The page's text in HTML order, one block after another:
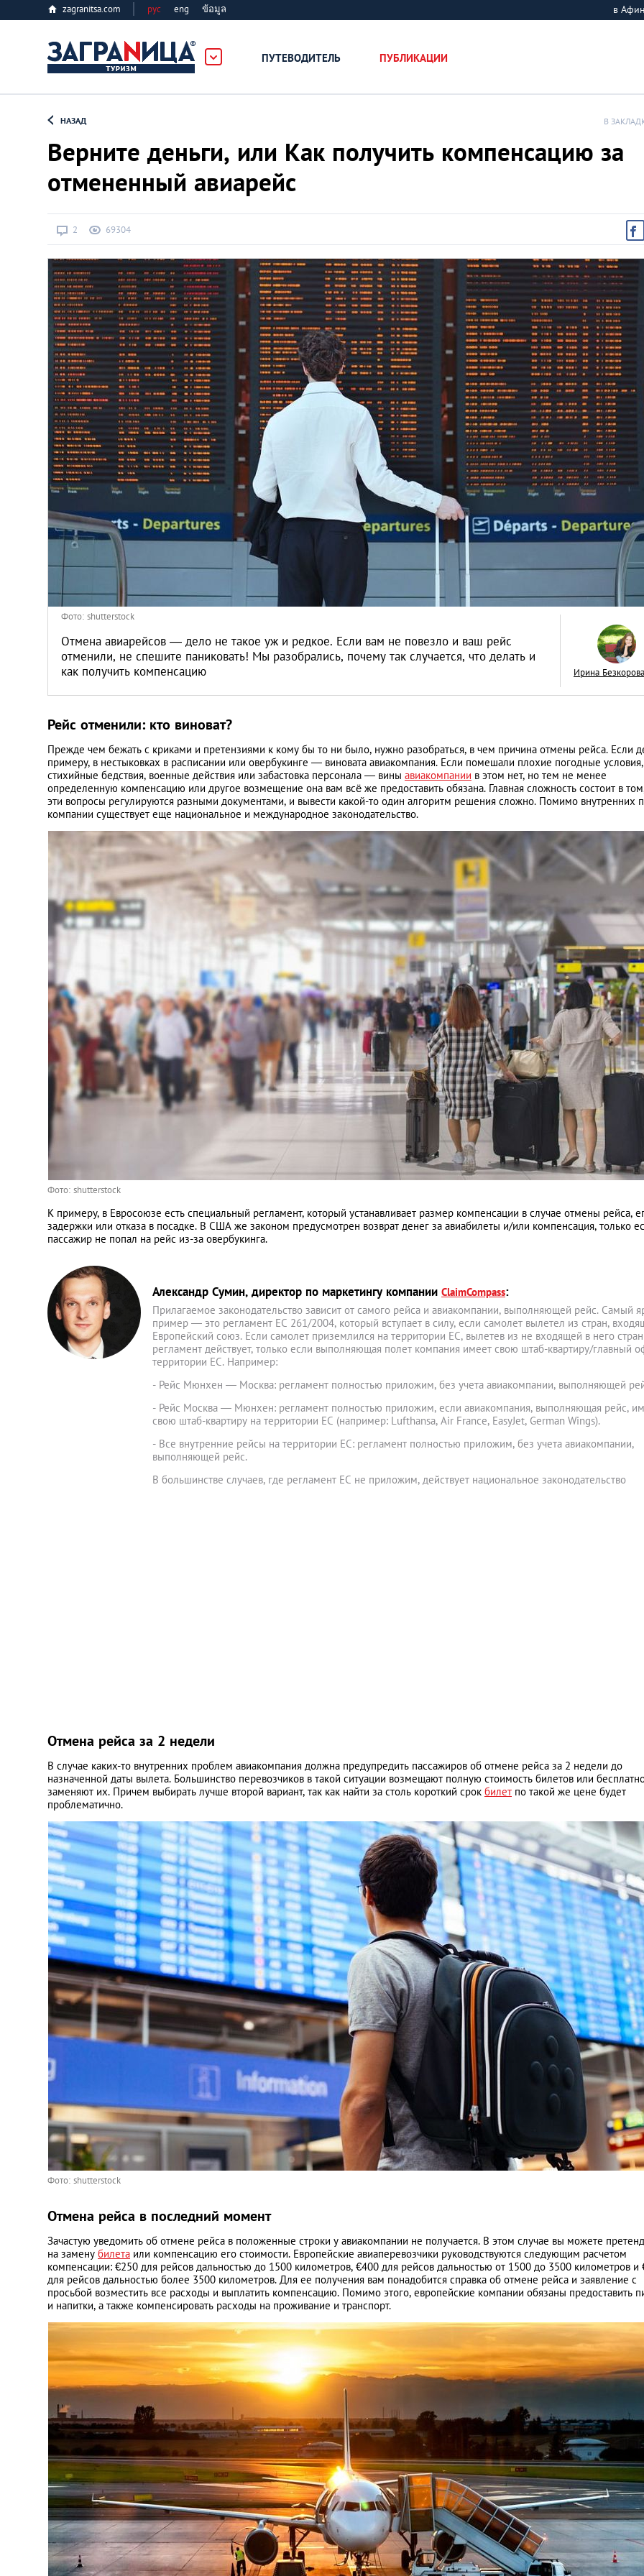
zagranitsa.com рус eng ข้อมูล в
ПУТЕВОДИТЕЛЬ ПУБЛИКАЦИИ
Алматы
Афины
Киев
Лондон
Лос-Анджелес
Москва
Париж
Паттайя
Пхукет
Санкт-Петербург
НАЗАД В
Верните деньги, или Как получить компенсацию за
отмененный авиарейс
2 69304
Фото: shutterstock
Отмена авиарейсов — дело не такое уж и редкое. Если вам не повезло и ваш рейс
отменили, не спешите паниковать! Мы разобрались, почему так случается, что делать и
как получить компенсацию
Ирина
Рейс отменили: кто виноват?
Прежде чем бежать с криками и претензиями к кому бы то ни было, нужно разобраться, в чем причина отмены рейса. Если
примеру, в нестыковках в расписании или овербукинге — виновата авиакомпания. Если помешали плохие погодные условия,
стихийные бедствия, военные действия или забастовка персонала — вины авиакомпании в этом нет, но тем не менее
определенную компенсацию или другое возмещение она вам всё же предоставить обязана. Главная сложность состоит в
эти вопросы регулируются разными документами, и вывести какой-то один алгоритм решения сложно. Помимо внутренних
компании существует еще национальное и международное законодательство.
Фото: shutterstock
К примеру, в Евросоюзе есть специальный регламент, который устанавливает размер компенсации в случае отмены рейса,
задержки или отказа в посадке. В США же законом предусмотрен возврат денег за авиабилеты и/или компенсация, только
пассажир не попал на рейс из-за овербукинга.
Александр Сумин, директор по маркетингу компании ClaimCompass:
Прилагаемое законодательство зависит от самого рейса и авиакомпании, выполняющей рейс. Самый
пример — это регламент ЕС 261/2004, который вступает в силу, если самолет вылетел из стран,
Европейский союз. Если самолет приземлился на территории ЕС, вылетев из не входящей в него
регламент действует, только если выполняющая полет компания имеет свою штаб-квартиру/главный
территории ЕС. Например:
- Рейс Мюнхен — Москва: регламент полностью приложим, без учета авиакомпании, выполняющей
- Рейс Москва — Мюнхен: регламент полностью приложим, если авиакомпания, выполняющая рейс,
свою штаб-квартиру на территории ЕС (например: Lufthansa, Air France, EasyJet, German Wings).
- Все внутренние рейсы на территории ЕС: регламент полностью приложим, без учета авиакомпании,
выполняющей рейс.
В большинстве случаев, где регламент ЕС не приложим, действует национальное законодательство
Отмена рейса за 2 недели
В случае каких-то внутренних проблем авиакомпания должна предупредить пассажиров об отмене рейса за 2 недели до
назначенной даты вылета. Большинство перевозчиков в такой ситуации возмещают полную стоимость билетов или
заменяют их. Причем выбирать лучше второй вариант, так как найти за столь короткий срок билет по такой же цене будет
проблематично.
Фото: shutterstock
Отмена рейса в последний момент
Зачастую уведомить об отмене рейса в положенные строки у авиакомпании не получается. В этом случае вы можете
на замену билета или компенсацию его стоимости. Европейские авиаперевозчики руководствуются следующим расчетом
компенсации: €250 для рейсов дальностью до 1500 километров, €400 для рейсов дальностью от 1500 до 3500 километров и
для рейсов дальностью более 3500 километров. Для ее получения вам понадобится справка об отмене рейса и заявление с
просьбой возместить все расходы и выплатить компенсацию. Помимо этого, европейские компании обязаны предоставить
и напитки, а также компенсировать расходы на проживание и транспорт.
пока под водой!
КУЛЬТУРА